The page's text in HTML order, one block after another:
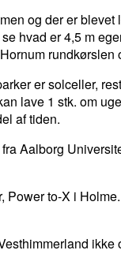
og der er
hvad er 4,5 m
er solceller,
lave 1 stk. om
af tiden.
Aalborg
to-X i
ikke